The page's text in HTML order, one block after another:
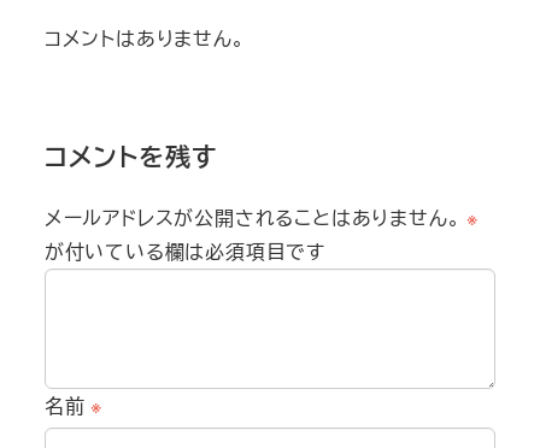
コメントはありません。
コメントを残す
メールアドレスが公開されることはありません。 ※
が付いている欄は必須項目です
名前※